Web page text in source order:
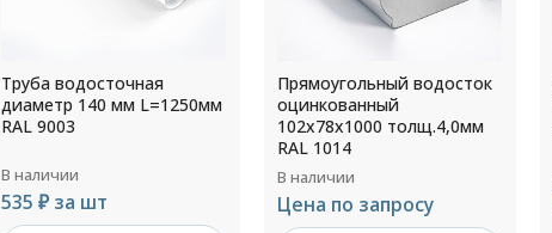
Прямоугольный водосток
оцинкованный
102х78х1000 толщ.4,0мм
В наличии
Цена по запросу
Крепление трубы со
шпилькой М10 200мм
диаметр 140 мм RAL 1014
В наличии
190 ₽ за шт